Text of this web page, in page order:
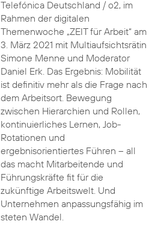
Telefónica Deutschland / o2, im
Rahmen der digitalen
Themenwoche „ZEIT für Arbeit“ am
3. März 2021 mit Multiaufsichtsrätin
Simone Menne und Moderator
Daniel Erk. Das Ergebnis: Mobilität
ist definitiv mehr als die Frage nach
dem Arbeitsort. Bewegung
zwischen Hierarchien und Rollen,
kontinuierliches Lernen, Job-
Rotationen und
ergebnisorientiertes Führen – all
das macht Mitarbeitende und
Führungskräfte fit für die
zukünftige Arbeitswelt. Und
Unternehmen anpassungsfähig im
steten Wandel.